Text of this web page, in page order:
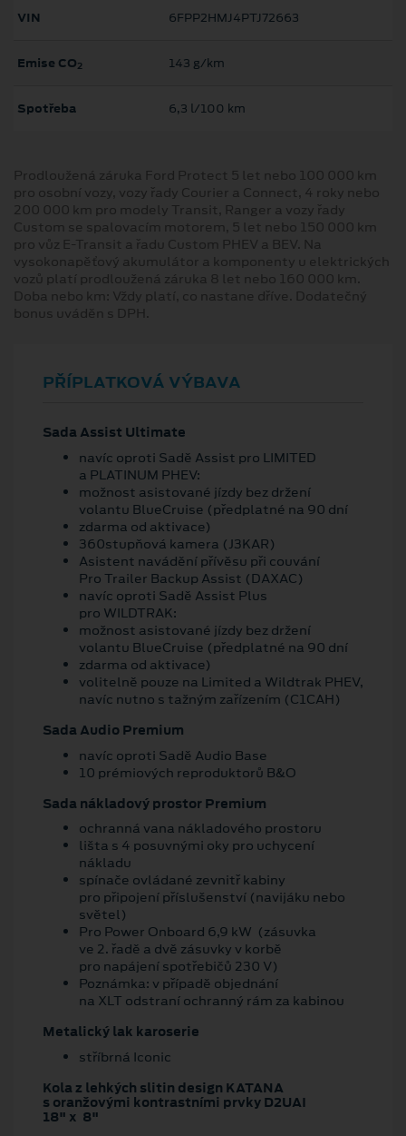
VIN 6FPP2HMJ4PTJ72663
Emise CO2 143 g/km
Spotřeba 6,3 l/100 km
Prodloužená záruka Ford Protect 5 let nebo 100 000 km
pro osobní vozy, vozy řady Courier a Connect, 4 roky nebo
200 000 km pro modely Transit, Ranger a vozy řady
Custom se spalovacím motorem, 5 let nebo 150 000 km
pro vůz E-Transit a řadu Custom PHEV a BEV. Na
vysokonapěťový akumulátor a komponenty u elektrických
vozů platí prodloužená záruka 8 let nebo 160 000 km.
Doba nebo km: Vždy platí, co nastane dříve. Dodatečný
bonus uváděn s DPH.
PŘÍPLATKOVÁ VÝBAVA
Sada Assist Ultimate
navíc oproti Sadě Assist pro LIMITED
a PLATINUM PHEV:
možnost asistované jízdy bez držení
volantu BlueCruise (předplatné na 90 dní
zdarma od aktivace)
360stupňová kamera (J3KAR)
Asistent navádění přívěsu při couvání
Pro Trailer Backup Assist (DAXAC)
navíc oproti Sadě Assist Plus
pro WILDTRAK:
možnost asistované jízdy bez držení
volantu BlueCruise (předplatné na 90 dní
zdarma od aktivace)
volitelně pouze na Limited a Wildtrak PHEV,
navíc nutno s tažným zařízením (C1CAH)
Sada Audio Premium
navíc oproti Sadě Audio Base
10 prémiových reproduktorů B&O
Sada nákladový prostor Premium
ochranná vana nákladového prostoru
lišta s 4 posuvnými oky pro uchycení
nákladu
spínače ovládané zevnitř kabiny
pro připojení příslušenství (navijáku nebo
světel)
Pro Power Onboard 6,9 kW (zásuvka
ve 2. řadě a dvě zásuvky v korbě
pro napájení spotřebičů 230 V)
Poznámka: v případě objednání
na XLT odstraní ochranný rám za kabinou
Metalický lak karoserie
stříbrná Iconic
Kola z lehkých slitin design KATANA
s oranžovými kontrastními prvky D2UAI
18" x 8"